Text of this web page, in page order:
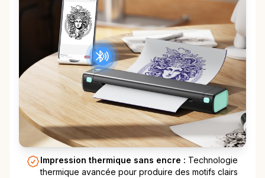
Impression thermique sans encre : Technologie
thermique avancée pour produire des motifs clairs